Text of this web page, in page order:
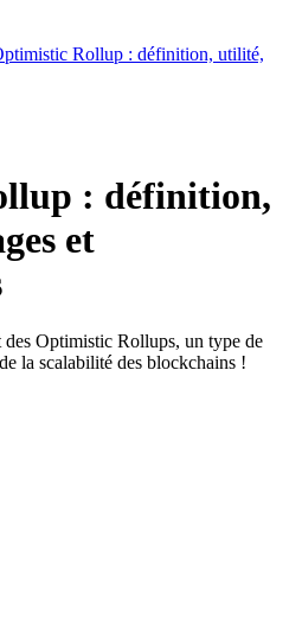
Rollup : définition, utilité,
: définition,
et
Optimistic Rollups, un type de
la scalabilité des blockchains !